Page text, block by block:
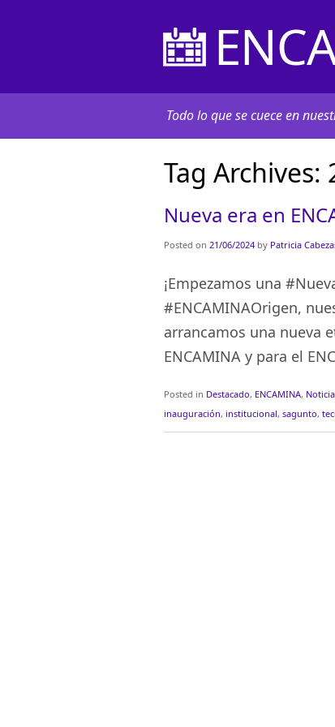
Todo lo que se cuece en
Tag Archives:
Nueva era en
Posted on 21/06/2024 by Patricia
¡Empezamos una
#ENCAMINAOrigen,
arrancamos una nueva
ENCAMINA y para el
Posted in Destacado, ENCAMINA, Noticia
inauguración, institucional, sagunto,